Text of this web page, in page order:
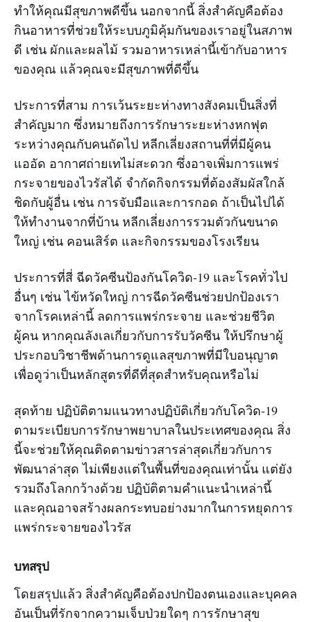
ทำให้คุณมีสุขภาพดีขึ้น นอกจากนี้ สิ่งสำคัญคือต้อง
กินอาหารที่ช่วยให้ระบบภูมิคุ้มกันของเราอยู่ในสภาพ
ดี เช่น ผักและผลไม้ รวมอาหารเหล่านี้เข้ากับอาหาร
ของคุณ แล้วคุณจะมีสุขภาพที่ดีขึ้น
ประการที่สาม การเว้นระยะห่างทางสังคมเป็นสิ่งที่
สำคัญมาก ซึ่งหมายถึงการรักษาระยะห่างหกฟุต
ระหว่างคุณกับคนถัดไป หลีกเลี่ยงสถานที่ที่มีผู้คน
แออัด อากาศถ่ายเทไม่สะดวก ซึ่งอาจเพิ่มการแพร่
กระจายของไวรัสได้ จำกัดกิจกรรมที่ต้องสัมผัสใกล้
ชิดกับผู้อื่น เช่น การจับมือและการกอด ถ้าเป็นไปได้
ให้ทำงานจากที่บ้าน หลีกเลี่ยงการรวมตัวกันขนาด
ใหญ่ เช่น คอนเสิร์ต และกิจกรรมของโรงเรียน
ประการที่สี่ ฉีดวัคซีนป้องกันโควิด-19 และโรคทั่วไป
อื่นๆ เช่น ไข้หวัดใหญ่ การฉีดวัคซีนช่วยปกป้องเรา
จากโรคเหล่านี้ ลดการแพร่กระจาย และช่วยชีวิต
ผู้คน หากคุณลังเลเกี่ยวกับการรับวัคซีน ให้ปรึกษาผู้
ประกอบวิชาชีพด้านการดูแลสุขภาพที่มีใบอนุญาต
เพื่อดูว่าเป็นหลักสูตรที่ดีที่สุดสำหรับคุณหรือไม่
สุดท้าย ปฏิบัติตามแนวทางปฏิบัติเกี่ยวกับโควิด-19
ตามระเบียบการรักษาพยาบาลในประเทศของคุณ สิ่ง
นี้จะช่วยให้คุณติดตามข่าวสารล่าสุดเกี่ยวกับการ
พัฒนาล่าสุด ไม่เพียงแต่ในพื้นที่ของคุณเท่านั้น แต่ยัง
รวมถึงโลกกว้างด้วย ปฏิบัติตามคำแนะนำเหล่านี้
และคุณอาจสร้างผลกระทบอย่างมากในการหยุดการ
แพร่กระจายของไวรัส
บทสรุป
โดยสรุปแล้ว สิ่งสำคัญคือต้องปกป้องตนเองและบุคคล
อันเป็นที่รักจากความเจ็บป่วยใดๆ การรักษาสุข